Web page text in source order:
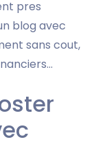
pres
blog avec
sans cout,